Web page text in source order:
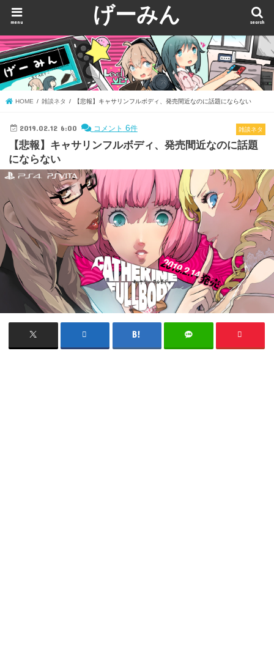
げーみん search
menu
HOME 雑談ネタ 【悲報】キャサリンフルボディ、発売間近なのに話題にならない
雑談ネタ
2019.02.12 6:00 コメント 6件
【悲報】キャサリンフルボディ、発売間近なのに話題
にならない